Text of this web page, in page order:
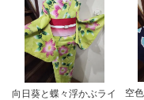
向日葵と蝶々浮かぶライ
空